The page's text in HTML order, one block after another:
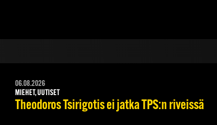
06.08.2026
MIEHET, UUTISET
Theodoros Tsirigotis ei jatka TPS:n riveissä